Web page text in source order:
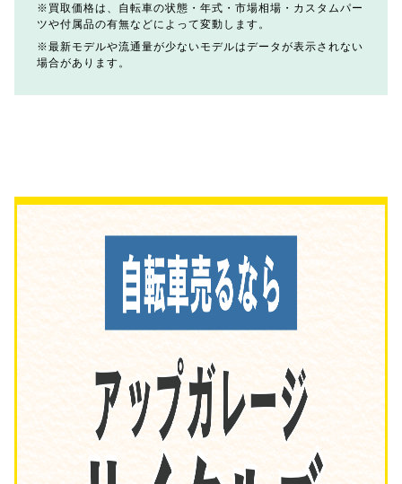
買取価格は、自転車の状態・年式・市場相場・カスタムパー
ツや付属品の有無などによって変動します。
最新モデルや流通量が少ないモデルはデータが表示されない
場合があります。